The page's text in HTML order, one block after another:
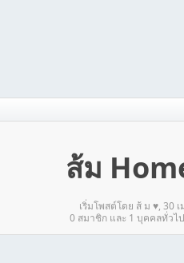
ส้ม
เริ่มโพสต์โดย ส้ ม ♥, 30
0 สมาชิก และ 1 บุคคลทั่วไ